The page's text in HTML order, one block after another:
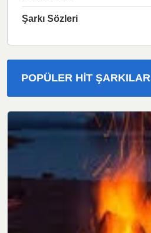
Şarkı Sözleri
POPÜLER HIT ŞARKILAR